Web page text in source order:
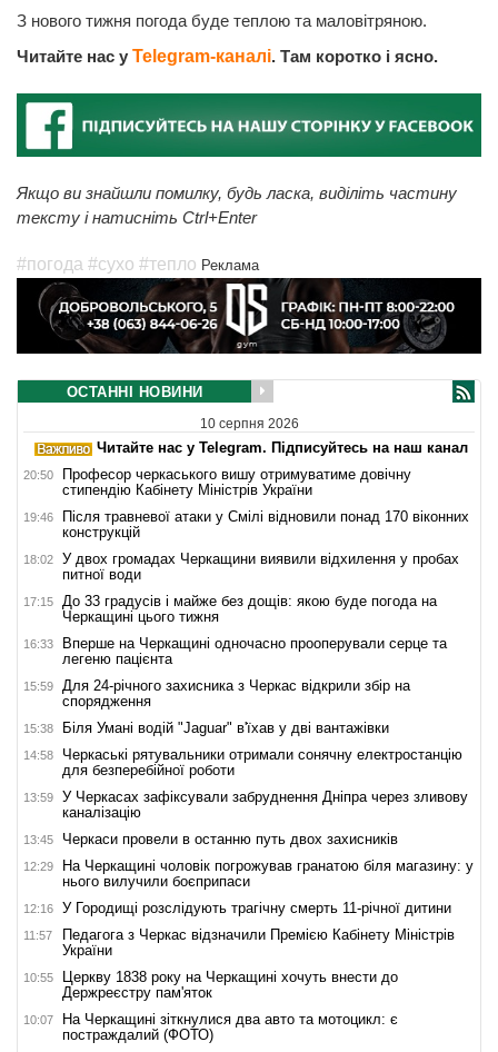
З нового тижня погода буде теплою та маловітряною.
Читайте нас у Telegram-каналі. Там коротко і ясно.
Якщо ви знайшли помилку, будь ласка, виділіть частину
тексту і натисніть Ctrl+Enter
#погода #сухо #тепло Реклама
ОСТАННІ НОВИНИ
10 серпня 2026
Читайте нас у Telegram. Підписуйтесь на наш канал
20:50
Професор черкаського вишу отримуватиме довічну
стипендію Кабінету Міністрів України
19:46
Після травневої атаки у Смілі відновили понад 170 віконних
конструкцій
18:02
У двох громадах Черкащини виявили відхилення у пробах
питної води
17:15
До 33 градусів і майже без дощів: якою буде погода на
Черкащині цього тижня
16:33
Вперше на Черкащині одночасно прооперували серце та
легеню пацієнта
15:59
Для 24-річного захисника з Черкас відкрили збір на
спорядження
15:38 Біля Умані водій "Jaguar" в'їхав у дві вантажівки
14:58
Черкаські рятувальники отримали сонячну електростанцію
для безперебійної роботи
13:59
У Черкасах зафіксували забруднення Дніпра через зливову
каналізацію
13:45 Черкаси провели в останню путь двох захисників
12:29
На Черкащині чоловік погрожував гранатою біля магазину: у
нього вилучили боєприпаси
12:16 У Городищі розслідують трагічну смерть 11-річної дитини
11:57
Педагога з Черкас відзначили Премією Кабінету Міністрів
України
10:55
Церкву 1838 року на Черкащині хочуть внести до
Держреєстру пам'яток
10:07
На Черкащині зіткнулися два авто та мотоцикл: є
постраждалий (ФОТО)